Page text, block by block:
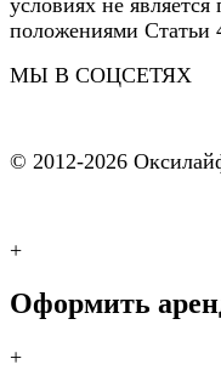
положениями Статьи
МЫ В СОЦСЕТЯХ
© 2012-2026
+
Оформить
+